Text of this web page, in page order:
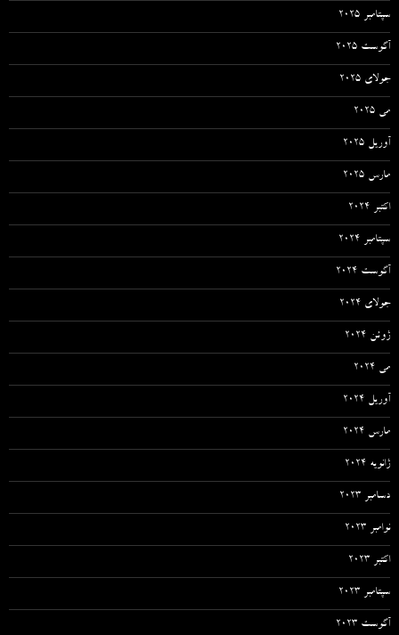
سپتامبر 2025
آگوست 2025
جولای 2025
می 2025
آوریل 2025
مارس 2025
اکتبر 2024
سپتامبر 2024
آگوست 2024
جولای 2024
ژوئن 2024
می 2024
آوریل 2024
مارس 2024
ژانویه 2024
دسامبر 2023
نوامبر 2023
اکتبر 2023
سپتامبر 2023
آگوست 2023